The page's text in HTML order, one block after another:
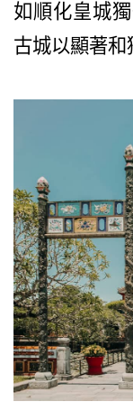
如順化皇城
古城以顯著和